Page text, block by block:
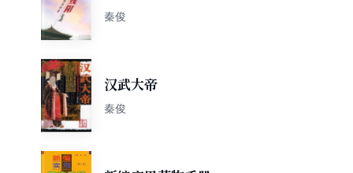
秦俊
汉武大帝
秦俊